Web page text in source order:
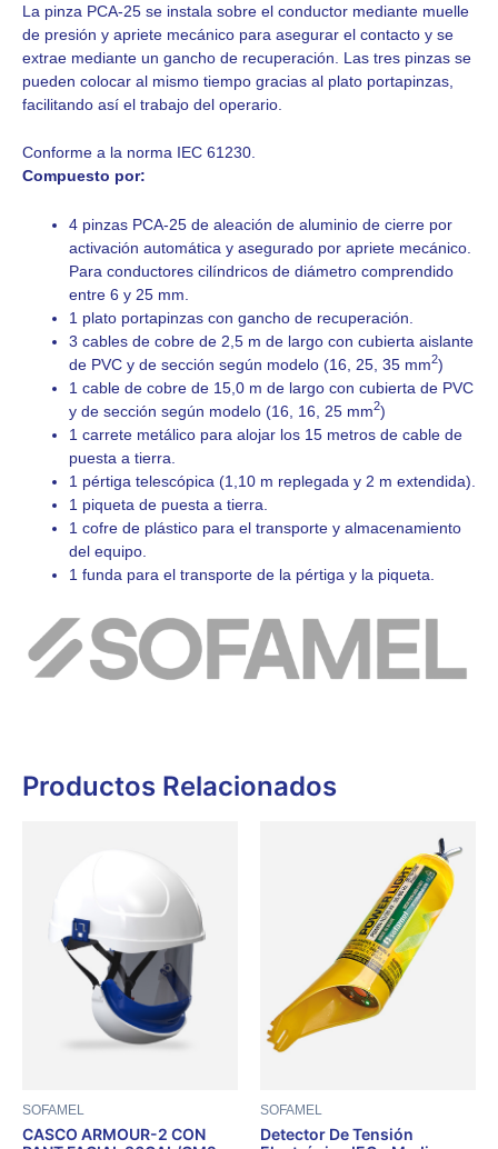
La pinza PCA-25 se instala sobre el conductor mediante muelle
de presión y apriete mecánico para asegurar el contacto y se
extrae mediante un gancho de recuperación. Las tres pinzas se
pueden colocar al mismo tiempo gracias al plato portapinzas,
facilitando así el trabajo del operario.
Conforme a la norma IEC 61230.
Compuesto por:
4 pinzas PCA-25 de aleación de aluminio de cierre por
activación automática y asegurado por apriete mecánico.
Para conductores cilíndricos de diámetro comprendido
entre 6 y 25 mm.
1 plato portapinzas con gancho de recuperación.
3 cables de cobre de 2,5 m de largo con cubierta aislante
de PVC y de sección según modelo (16, 25, 35 mm2)
1 cable de cobre de 15,0 m de largo con cubierta de PVC
y de sección según modelo (16, 16, 25 mm2)
1 carrete metálico para alojar los 15 metros de cable de
puesta a tierra.
1 pértiga telescópica (1,10 m replegada y 2 m extendida).
1 piqueta de puesta a tierra.
1 cofre de plástico para el transporte y almacenamiento
del equipo.
1 funda para el transporte de la pértiga y la piqueta.
Productos Relacionados
SOFAMEL
CASCO ARMOUR-2 CON
SOFAMEL
Detector De Tensión